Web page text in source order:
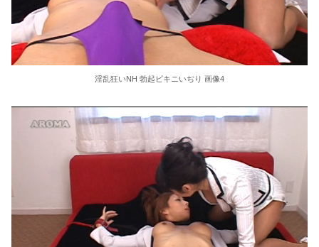
クーラーボックス積んで出発→途中で買い足し…50代公務員の“ドライブ”が地獄すぎた 他
Powered by livedoor 相互RSS
淫乱狂いNH 勃起ビキニいぢり 画像4